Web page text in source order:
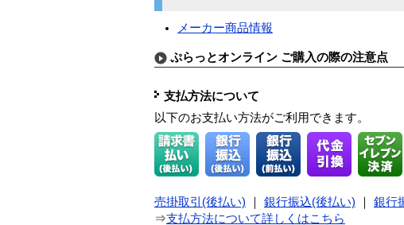
メーカー商品情報
ぷらっとオンライン ご購入の際の注意点
支払方法について
以下のお支払い方法がご利用できます。
売掛取引(後払い) 銀行振込(後払い) 銀行
⇒支払方法について詳しくはこちら